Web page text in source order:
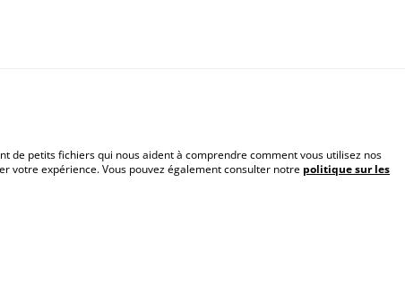
de petits fichiers qui nous aident à comprendre comment vous utilisez nos
votre expérience. Vous pouvez également consulter notre politique sur les